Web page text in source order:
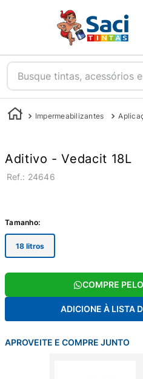
Busque tintas, acessórios e
Impermeabilizantes
Aditivo - Vedacit 18L
: 24646
Tamanho:
18 litros
COMPRE
ADICIONE À LISTA
APROVEITE E COMPRE JUNTO